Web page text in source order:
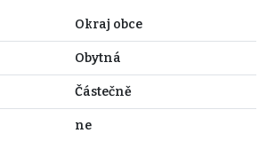
Okraj obce
Obytná
Částečně
ne